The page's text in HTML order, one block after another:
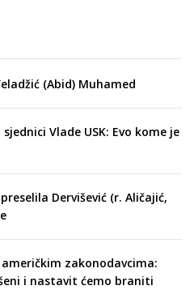
(Abid) Muhamed
Vlade USK: Evo kome je
Dervišević (r. Aličajić,
zakonodavcima:
i nastavit ćemo braniti